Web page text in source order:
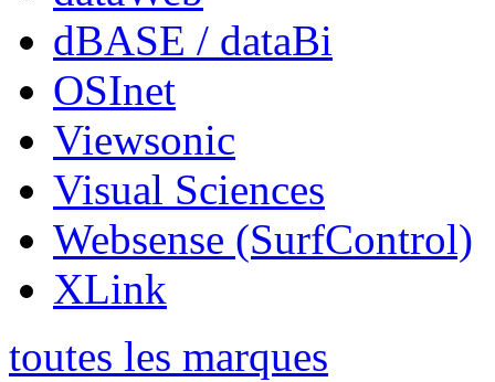
dBASE / dataBi
OSInet
Viewsonic
Visual Sciences
Websense (SurfControl)
XLink
toutes les marques